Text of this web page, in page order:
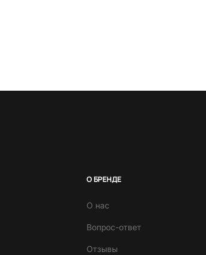
О БРЕНДЕ
О нас
Вопрос-ответ
Отзывы